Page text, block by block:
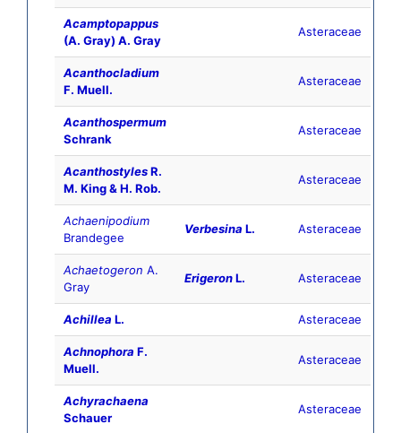
Acamptopappus
(A. Gray) A. Gray
Asteraceae
Acanthocladium
F. Muell.
Asteraceae
Acanthospermum
Schrank
Asteraceae
AcanthostylesR.
M. King & H. Rob.
Asteraceae
Achaenipodium
Brandegee
Verbesina L. Asteraceae
Achaetogeron A.
Gray
ErigeronL. Asteraceae
Achillea L. Asteraceae
Achnophora F.
Muell.
Asteraceae
Achyrachaena
Schauer
Asteraceae